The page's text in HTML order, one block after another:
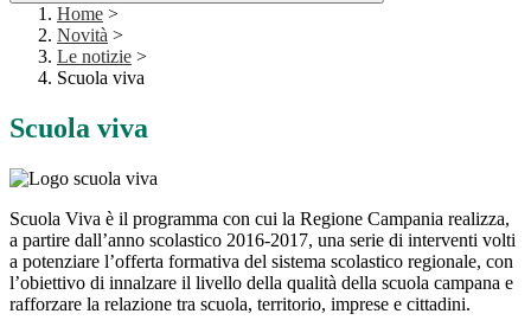
Home >
Novità >
Le notizie >
Scuola viva
Scuola viva
Scuola Viva è il programma con cui la Regione Campania realizza,
a partire dall’anno scolastico 2016-2017, una serie di interventi volti
a potenziare l’offerta formativa del sistema scolastico regionale, con
l’obiettivo di innalzare il livello della qualità della scuola campana e
rafforzare la relazione tra scuola, territorio, imprese e cittadini.